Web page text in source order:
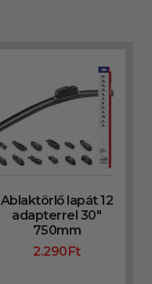
Ablaktörlő lapát 12
adapterrel 30″
750mm
2.290Ft